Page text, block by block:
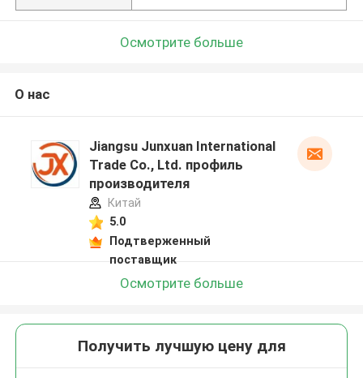
Осмотрите больше
О нас
Jiangsu Junxuan International
Trade Co., Ltd. профиль
производителя
Китай
5.0
Подтверженный
поставщик
Осмотрите больше
Получить лучшую цену для